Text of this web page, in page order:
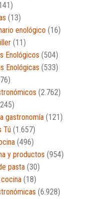
(13)
enológico (16)
(11)
Enológicos (504)
Enológicas (533)
(2.762)
gastronomía (121)
Tú (1.657)
(496)
y productos (954)
pasta (30)
(18)
(6.928)